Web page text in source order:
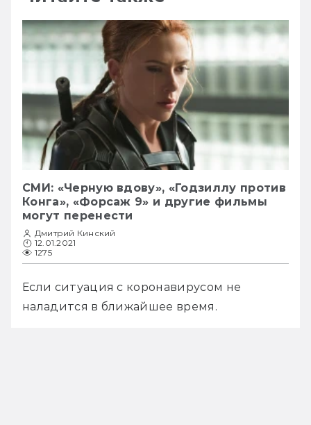
СМИ: «Черную вдову», «Годзиллу против
Конга», «Форсаж 9» и другие фильмы
могут перенести
Дмитрий Кинский
12.01.2021
1275
Если ситуация с коронавирусом не
наладится в ближайшее время.